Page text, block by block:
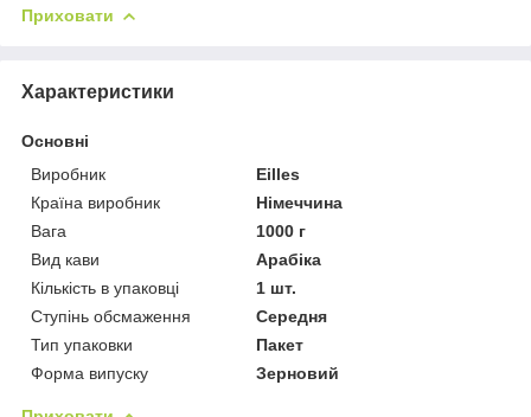
Приховати
Характеристики
Основні
Виробник
Eilles
Країна виробник
Німеччина
Вага
1000 г
Вид кави
Арабіка
Кількість в упаковці
1 шт.
Ступінь обсмаження
Середня
Тип упаковки
Пакет
Форма випуску
Зерновий